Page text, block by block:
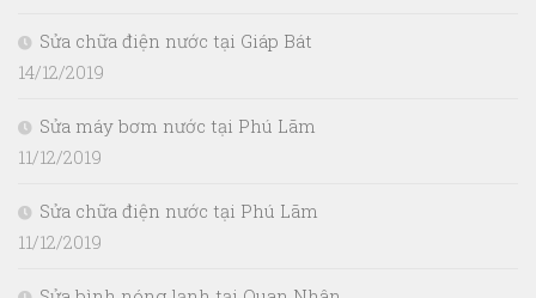
Sửa chữa điện nước tại Giáp Bát
14/12/2019
Sửa máy bơm nước tại Phú Lãm
11/12/2019
Sửa chữa điện nước tại Phú Lãm
11/12/2019